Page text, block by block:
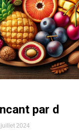
par d
2024